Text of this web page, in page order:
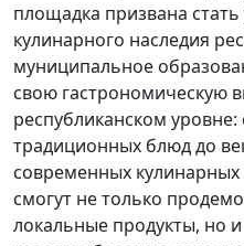
площадка призвана
кулинарного наследия
муниципальное
свою гастрономическую
республиканском
традиционных блюд до
современных
смогут не только
локальные продукты, но